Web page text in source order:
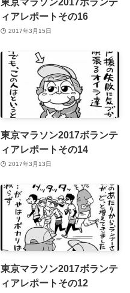
ィアレポートその16
2017年3月15日
東京マラソン2017ボランテ
ィアレポートその14
2017年3月13日
東京マラソン2017ボランテ
ィアレポートその12